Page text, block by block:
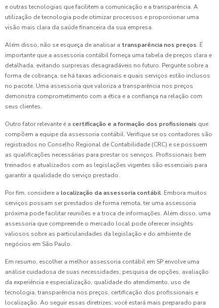
e outras tecnologias que facilitem a comunicação e a transparência. A
utilização de tecnologia pode otimizar processos e proporcionar uma
visão mais clara da saúde financeira da sua empresa.
Além disso, não se esqueça de analisar a transparência nos preços. É
importante que a assessoria contábil forneça uma tabela de preços clara e
detalhada, evitando surpresas desagradáveis no futuro. Pergunte sobre a
forma de cobrança, se há taxas adicionais e quais serviços estão inclusos
no pacote. Uma assessoria que valoriza a transparência nos preços
demonstra comprometimento com a ética e a confiança na relação com
seus clientes.
Outro fator relevante é a certificação e a formação dos profissionais que
compõem a equipe da assessoria contábil. Verifique se os contadores são
registrados no Conselho Regional de Contabilidade (CRC) e se possuem
as qualificações necessárias para prestar os serviços. Profissionais bem
treinados e atualizados com as legislações vigentes são essenciais para
garantir a qualidade do serviço prestado.
Por fim, considere a localização da assessoria contábil. Embora muitos
serviços possam ser prestados de forma remota, ter uma assessoria
próxima pode facilitar reuniões e a troca de informações. Além disso, uma
assessoria que compreende o mercado local pode oferecer insights
valiosos sobre as particularidades da legislação e do ambiente de
negócios em São Paulo.
Em resumo, escolher a melhor assessoria contábil em SP envolve uma
análise cuidadosa de suas necessidades, pesquisa de opções, avaliação
da experiência e especialização, qualidade do atendimento, uso de
tecnologia, transparência nos preços, certificação dos profissionais e
localização. Ao seguir essas diretrizes, você estará mais preparado para